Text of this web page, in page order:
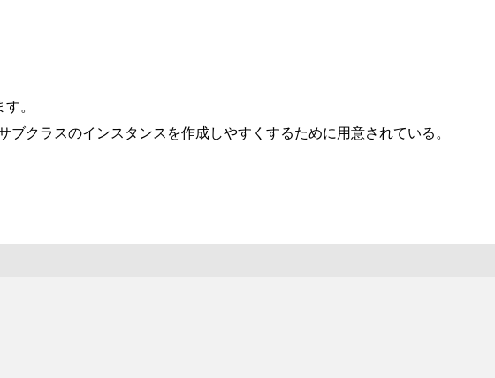
。
クラスのインスタンスを作成しやすくするために用意されている。